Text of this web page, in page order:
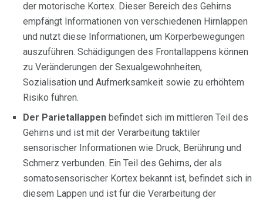
der motorische Kortex. Dieser Bereich des Gehirns
empfängt Informationen von verschiedenen Hirnlappen
und nutzt diese Informationen, um Körperbewegungen
auszuführen. Schädigungen des Frontallappens können
zu Veränderungen der Sexualgewohnheiten,
Sozialisation und Aufmerksamkeit sowie zu erhöhtem
Risiko führen.
Der Parietallappen befindet sich im mittleren Teil des
Gehirns und ist mit der Verarbeitung taktiler
sensorischer Informationen wie Druck, Berührung und
Schmerz verbunden. Ein Teil des Gehirns, der als
somatosensorischer Kortex bekannt ist, befindet sich in
diesem Lappen und ist für die Verarbeitung der